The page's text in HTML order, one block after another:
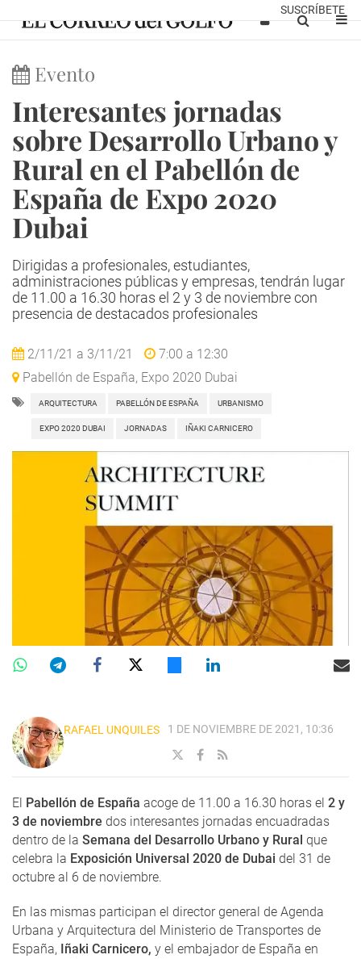
SUSCRÍBETE
Evento
Interesantes jornadas
sobre Desarrollo Urbano y
Rural en el Pabellón de
España de Expo 2020
Dubai
Dirigidas a profesionales, estudiantes,
administraciones públicas y empresas, tendrán lugar
de 11.00 a 16.30 horas el 2 y 3 de noviembre con
presencia de destacados profesionales
2/11/21 a 3/11/21 7:00 a 12:30
Pabellón de España, Expo 2020 Dubai
ARQUITECTURA PABELLÓN DE ESPAÑA URBANISMO
EXPO 2020 DUBAI JORNADAS IÑAKI CARNICERO
RAFAEL UNQUILES 1 DE NOVIEMBRE DE 2021, 10:36
El Pabellón de España acoge de 11.00 a 16.30 horas el 2 y
3 de noviembre dos interesantes jornadas encuadradas
dentro de la Semana del Desarrollo Urbano y Rural que
celebra la Exposición Universal 2020 de Dubai del 31 de
octubre al 6 de noviembre.
En las mismas participan el director general de Agenda
Urbana y Arquitectura del Ministerio de Transportes de
España, Iñaki Carnicero, y el embajador de España en